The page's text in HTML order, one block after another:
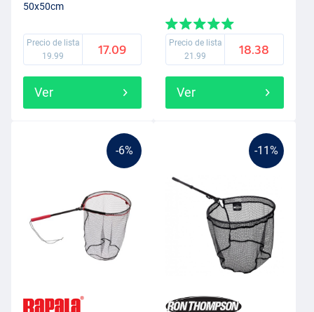
50x50cm
Precio de lista
19.99
17.09
Ver
Precio de lista
21.99
18.38
Ver
-6% -11%